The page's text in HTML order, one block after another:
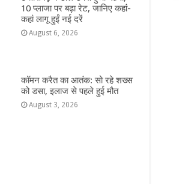
10 प्लाजा पर बढ़ा रेट, जानिए कहां-
कहां लागू हुईं नई दरें
August 6, 2026
कॉमन करैत का आतंक: सो रहे शख्स
को डसा, इलाज से पहले हुई मौत
August 3, 2026